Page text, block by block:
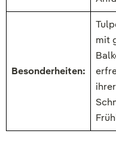
Besonderheiten:
mit